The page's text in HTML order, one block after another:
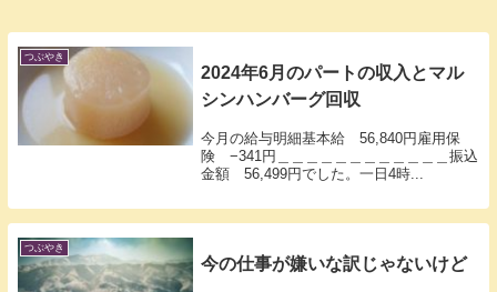
つぶやき
2024年6月のパートの収入とマル
シンハンバーグ回収
今月の給与明細基本給 56,840円雇用保
険 −341円＿＿＿＿＿＿＿＿＿＿＿＿振込
金額 56,499円でした。一日4時...
つぶやき
今の仕事が嫌いな訳じゃないけど